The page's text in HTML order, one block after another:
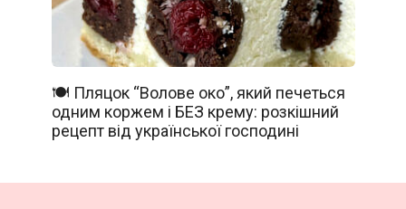
🍽️ Пляцок “Волове око”, який печеться
одним коржем і БЕЗ крему: розкішний
рецепт від української господині